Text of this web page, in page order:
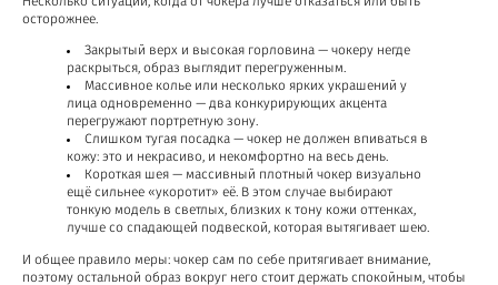
осторожнее.
Закрытый верх и высокая горловина — чокеру негде
раскрыться, образ выглядит перегруженным.
Массивное колье или несколько ярких украшений у
лица одновременно — два конкурирующих акцента
перегружают портретную зону.
Слишком тугая посадка — чокер не должен впиваться в
кожу: это и некрасиво, и некомфортно на весь день.
Короткая шея — массивный плотный чокер визуально
ещё сильнее «укоротит» её. В этом случае выбирают
тонкую модель в светлых, близких к тону кожи оттенках,
лучше со спадающей подвеской, которая вытягивает шею.
И общее правило меры: чокер сам по себе притягивает внимание,
поэтому остальной образ вокруг него стоит держать спокойным, чтобы